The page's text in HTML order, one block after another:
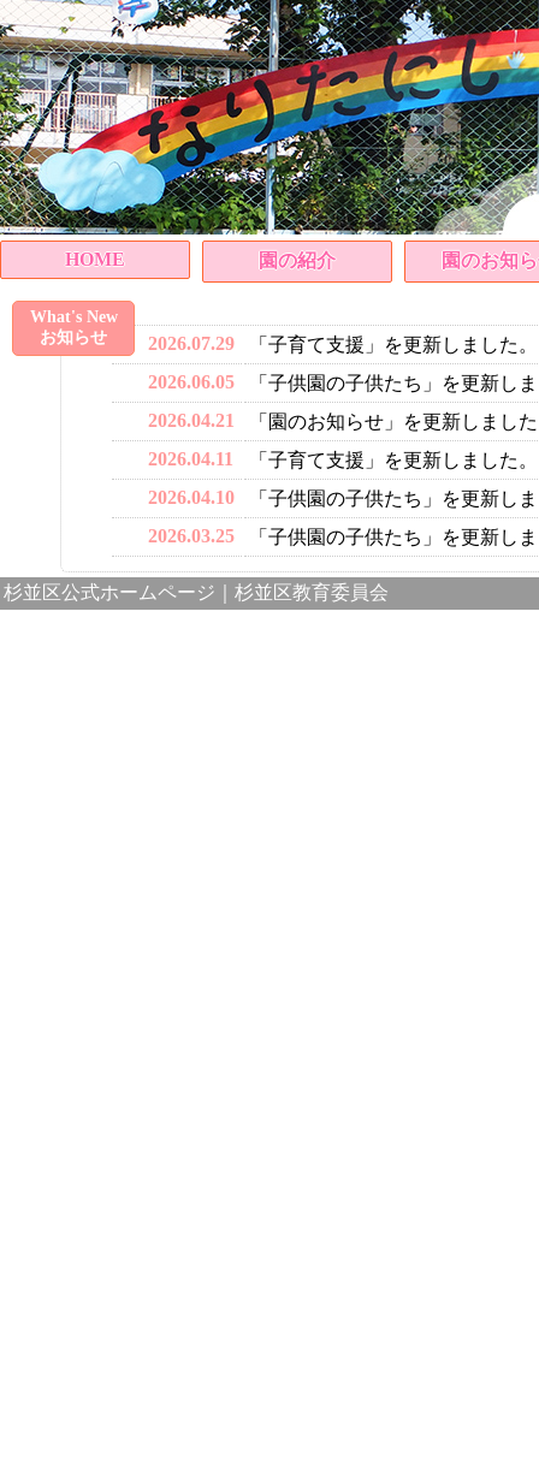
HOME 園の紹介 園のお知
What's New
お知らせ
2026.07.29
「子育て支援」を更新しました。
2026.06.05
「子供園の子供たち」を更新し
2026.04.21
「園のお知らせ」を更新しまし
2026.04.11
「子育て支援」を更新しました。
2026.04.10
「子供園の子供たち」を更新し
2026.03.25
「子供園の子供たち」を更新し
杉並区公式ホームページ 杉並区教育委員会